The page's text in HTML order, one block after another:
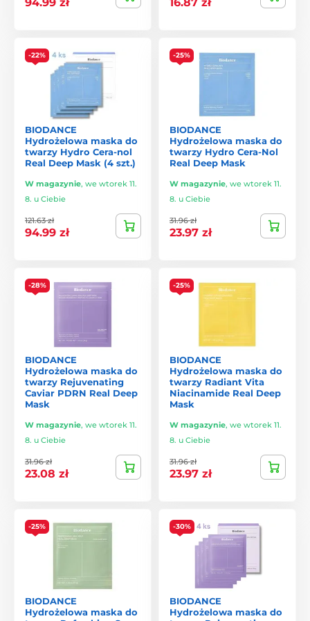
-22%
BIODANCE
Hydrożelowa maska do
twarzy Hydro Cera-nol
Real Deep Mask (4 szt.)
W magazynie, we wtorek 11.
8. u Ciebie
121.63 zł
94.99 zł
-25%
BIODANCE
Hydrożelowa maska do
twarzy Hydro Cera-Nol
Real Deep Mask
W magazynie, we wtorek 11.
8. u Ciebie
31.96 zł
23.97 zł
-28%
BIODANCE
Hydrożelowa maska do
twarzy Rejuvenating
Caviar PDRN Real Deep
Mask
W magazynie, we wtorek 11.
8. u Ciebie
31.96 zł
23.08 zł
-25%
BIODANCE
Hydrożelowa maska do
twarzy Radiant Vita
Niacinamide Real Deep
Mask
W magazynie, we wtorek 11.
8. u Ciebie
31.96 zł
23.97 zł
-25%
BIODANCE
Hydrożelowa maska do
-30%
BIODANCE
Hydrożelowa maska do